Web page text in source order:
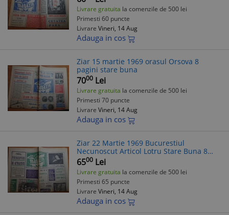
Livrare gratuita la comenzile de 500 lei
Primesti 60 puncte
Livrare Vineri, 14 Aug
Adauga in cos
Ziar 15 martie 1969 orasul Orsova 8
pagini stare buna
7000 Lei
Livrare gratuita la comenzile de 500 lei
Primesti 70 puncte
Livrare Vineri, 14 Aug
Adauga in cos
Ziar 22 Martie 1969 Bucurestiul
Necunoscut Articol Lotru Stare Buna 8
Pagini
6500 Lei
Livrare gratuita la comenzile de 500 lei
Primesti 65 puncte
Livrare Vineri, 14 Aug
Adauga in cos